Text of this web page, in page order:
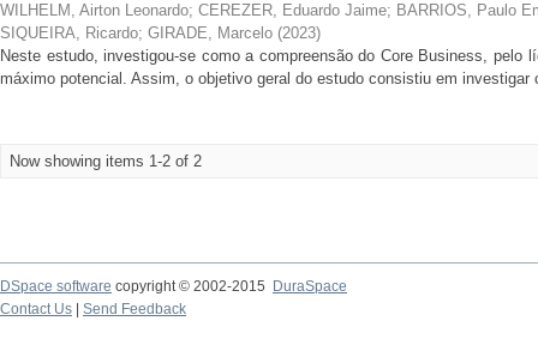
WILHELM, Airton Leonardo; CEREZER, Eduardo Jaime; BARRIOS, Paulo
SIQUEIRA, Ricardo; GIRADE, Marcelo (2023)
Neste estudo, investigou-se como a compreensão do Core Business, pelo
máximo potencial. Assim, o objetivo geral do estudo consistiu em
Now showing items 1-2 of 2
DSpace software copyright © 2002-2015
DuraSpace
Contact Us
Send Feedback